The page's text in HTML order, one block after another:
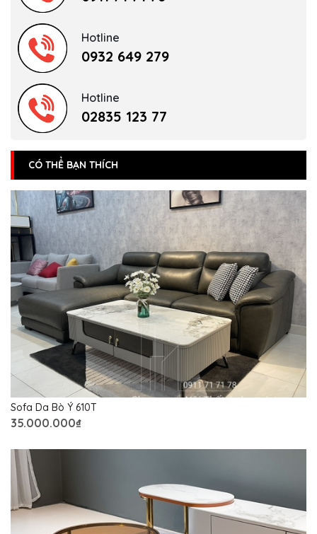
Hotline
0932 649 279
Hotline
02835 123 77
CÓ THỂ BẠN THÍCH
Sofa Da Bò Ý 610T
35.000.000₫